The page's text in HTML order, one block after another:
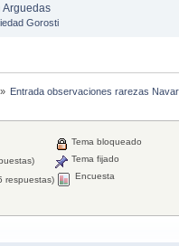
Arguedas
Gorosti
» Entrada observaciones rarezas
respuestas)
Tema bloqueado
Tema fijado
Encuesta